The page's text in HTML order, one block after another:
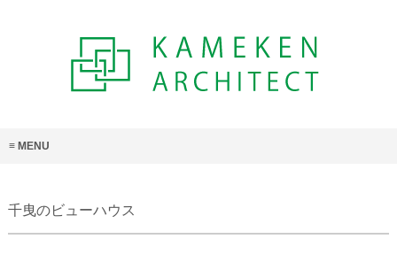
MENU
千曳のビューハウス